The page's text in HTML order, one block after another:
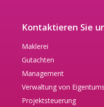
Kontaktieren Sie
Maklerei
Gutachten
Management
Verwaltung von
Projektsteuerung